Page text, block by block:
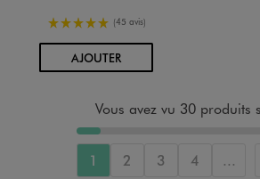
5/5 de moyenne
(45 avis)
AJOUTERAU PANIER
Vous avez vu 30 produits
1 2 3 4 ...